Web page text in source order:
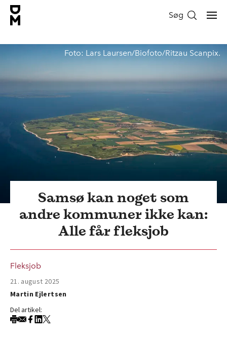
Søg
Samsø kan noget som
andre kommuner ikke kan:
Alle får fleksjob
Foto: Lars Laursen/Biofoto/Ritzau Scanpix.
Fleksjob
21. august 2025
Martin Ejlertsen
Del artikel: